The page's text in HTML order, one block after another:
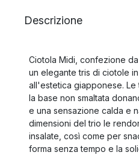
Descrizione
Ciotola Midi, confezione
un elegante tris di ciotole
all'estetica giapponese. Le
la base non smaltata
e una sensazione calda e
dimensioni del trio le
insalate, così come per
forma senza tempo e la